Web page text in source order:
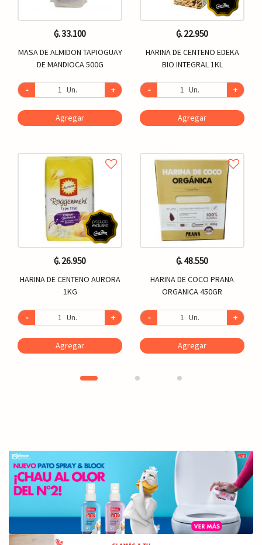
₲. 33.100
MASA DE ALMIDON TAPIOGUAY
DE MANDIOCA 500G
- Un. +
Agregar
₲. 26.950
HARINA DE CENTENO AURORA
1KG
- Un. +
Agregar
₲. 22.950
HARINA DE CENTENO EDEKA
BIO INTEGRAL 1KL
- Un. +
Agregar
₲. 48.550
HARINA DE COCO PRANA
ORGANICA 450GR
- Un. +
Agregar